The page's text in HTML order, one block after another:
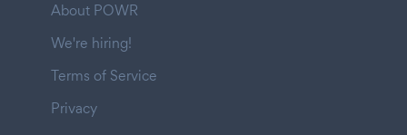
About POWR
We're hiring!
Terms of Service
Privacy